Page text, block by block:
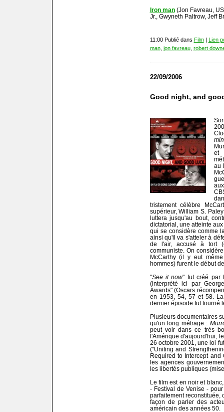
Iron man(Jon Favreau,
Jr., Gwyneth Paltrow, Jeff
11:00 Publié dans Film| Lien
man, jon favreau, robert
22/09/2006
Good night, and
et
au
tristement célèbre
supérieur, William S.
luttera jusqu'au bout,
dictatorial, une atteinte
qui se considère comme
ainsi qu'il va s'atteler à
de l'air, accusé à tort
communiste. On
McCarthy (il y eut
hommes) furent le début
"See it now" fut créé par
(interprété ici par
Awards" (Oscars
en 1953, 54, 57 et 58.
dernier épisode fut tourné
Plusieurs documentaires
qu'un long métrage :
peut voir dans ce très
l'Amérique d'aujourd'hui,
26 octobre 2001, une loi
("Uniting and
Required to Intercept and
les agences
les libertés publiques
Le film est en noir et
- Festival de Venise -
parfaitement reconstituée,
façon de parler des
américain des années 50.